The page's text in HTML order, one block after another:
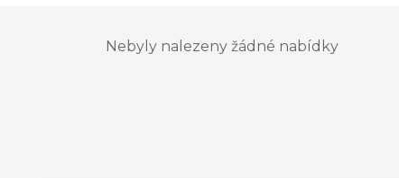
Nebyly nalezeny žádné nabídky